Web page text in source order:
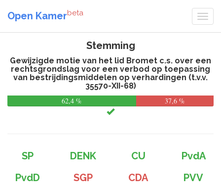
Open Kamerbeta
Stemming
Gewijzigde motie van het lid Bromet c.s. over een
rechtsgrondslag voor een verbod op toepassing
van bestrijdingsmiddelen op verhardingen (t.v.v.
35570-XII-68)
62,4 %
37,6 %
SP DENK CU
PvdA
PvdD
SGP CDA
PVV